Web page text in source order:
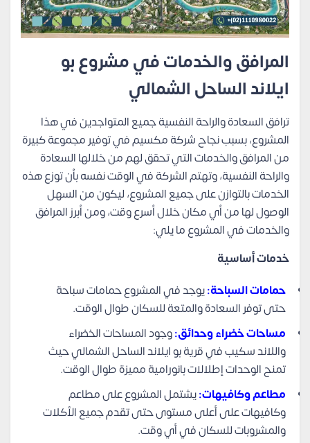
المرافق والخدمات في مشروع بو
ايلاند الساحل الشمالي
ترافق السعادة والراحة النفسية جميع المتواجدين في هذا
المشروع، بسبب نجاح شركة مكسيم في توفير مجموعة كبيرة
من المرافق والخدمات التي تحقق لهم من خلالها السعادة
والراحة النفسية، وتهتم الشركة في الوقت نفسه بأن توزع هذه
الخدمات بالتوازن على جميع المشروع، ليكون من السهل
الوصول لها من أي مكان خلال أسرع وقت، ومن أبرز المرافق
والخدمات في المشروع ما يلي:
خدمات أساسية
حمامات السباحة:يوجد في المشروع حمامات سباحة
حتى توفر السعادة والمتعة للسكان طوال الوقت.
مساحات خضراء وحدائق:وجود المساحات الخضراء
واللاند سكيب في قرية بو ايلاند الساحل الشمالي حيث
تمنح الوحدات إطلالات بانورامية مميزة طوال الوقت.
مطاعم وكافيهات:يشتمل المشروع على مطاعم
وكافيهات على أعلى مستوى حتى تقدم جميع الأكلات
والمشروبات للسكان في أي وقت.